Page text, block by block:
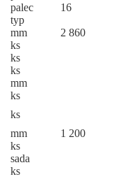
palec
16
typ
mm
2 860
ks
ks
ks
mm
ks
ks
mm
1 200
ks
sada
ks